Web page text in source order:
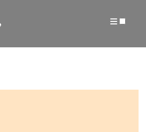
ARTICLES